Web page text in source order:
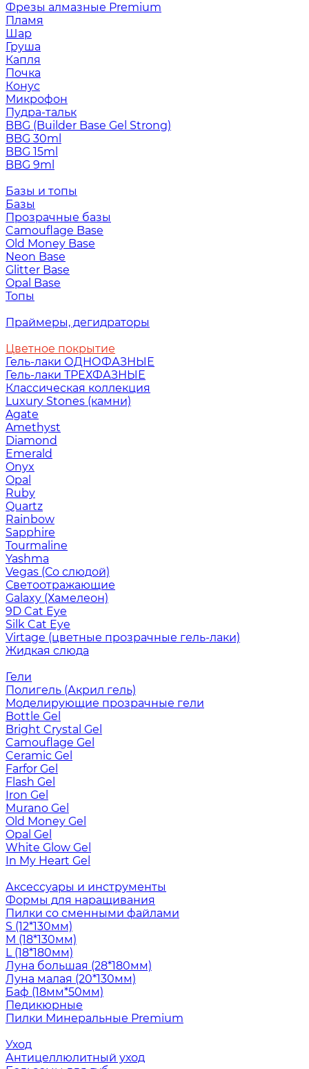
Фрезы алмазные Premium
Пламя
Шар
Груша
Капля
Почка
Конус
Микрофон
Пудра-тальк
BBG (Builder Base Gel Strong)
BBG 30ml
BBG 15ml
BBG 9ml
Базы и топы
Базы
Прозрачные базы
Camouflage Base
Old Money Base
Neon Base
Glitter Base
Opal Base
Топы
Праймеры, дегидраторы
Цветное покрытие
Гель-лаки ОДНОФАЗНЫЕ
Гель-лаки ТРЕХФАЗНЫЕ
Классическая коллекция
Luxury Stones (камни)
Agate
Amethyst
Diamond
Emerald
Onyx
Opal
Ruby
Quartz
Rainbow
Sapphire
Tourmaline
Yashma
Vegas (Со слюдой)
Светоотражающие
Galaxy (Хамелеон)
9D Cat Eye
Silk Cat Eye
Virtage (цветные прозрачные гель-лаки)
Жидкая слюда
Гели
Полигель (Акрил гель)
Моделирующие прозрачные гели
Bottle Gel
Bright Crystal Gel
Camouflage Gel
Ceramic Gel
Farfor Gel
Flash Gel
Iron Gel
Murano Gel
Old Money Gel
Opal Gel
White Glow Gel
In My Heart Gel
Аксессуары и инструменты
Формы для наращивания
Пилки со сменными файлами
S (12*130мм)
M (18*130мм)
L (18*180мм)
Луна большая (28*180мм)
Луна малая (20*130мм)
Баф (18мм*50мм)
Педикюрные
Пилки Минеральные Premium
Уход
Антицеллюлитный уход